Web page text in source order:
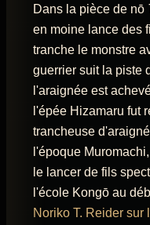
Dans la pièce de nō
en moine lance des
tranche le monstre
guerrier suit la piste
l'araignée est
l'épée Hizamaru fut
trancheuse
l'époque
le lancer de fils
l'école Kongō au
Noriko T. Reider sur